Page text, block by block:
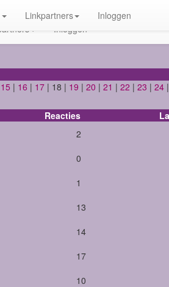
Inloggen
Linkpartners Inloggen
15 | 16 | 17 | 18 | 19 | 20 | 21 | 22 | 23 | 24
Reacties
2
0
1
13
14
17
10